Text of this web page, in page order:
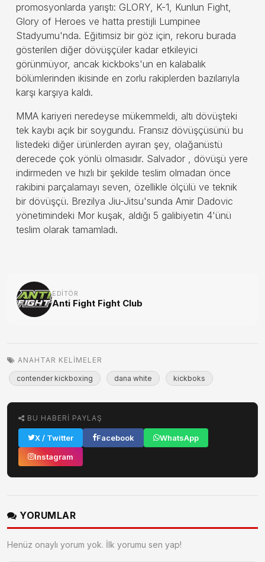
promosyonlarda yarıştı: GLORY, K-1, Kunlun Fight,
Glory of Heroes ve hatta prestijli Lumpinee
Stadyumu'nda. Eğitimsiz bir göz için, rekoru burada
gösterilen diğer dövüşçüler kadar etkileyici
görünmüyor, ancak kickboks'un en kalabalık
bölümlerinden ikisinde en zorlu rakiplerden bazılarıyla
karşı karşıya kaldı.
MMA kariyeri neredeyse mükemmeldi, altı dövüşteki
tek kaybı açık bir soygundu. Fransız dövüşçüsünü bu
listedeki diğer ürünlerden ayıran şey, olağanüstü
derecede çok yönlü olmasıdır. Salvador , dövüşü yere
indirmeden ve hızlı bir şekilde teslim olmadan önce
rakibini parçalamayı seven, özellikle ölçülü ve teknik
bir dövüşçü. Brezilya Jiu-Jitsu'sunda Amir Dadovic
yönetimindeki Mor kuşak, aldığı 5 galibiyetin 4'ünü
teslim olarak tamamladı.
EDITÖR
Anti Fight Fight Club
ANAHTAR KELIMELER
contender kickboxing dana white kickboks
BU HABERI PAYLAŞ
X / Twitter Facebook
WhatsApp
Instagram
YORUMLAR
Henüz onaylı yorum yok. İlk yorumu sen yap!